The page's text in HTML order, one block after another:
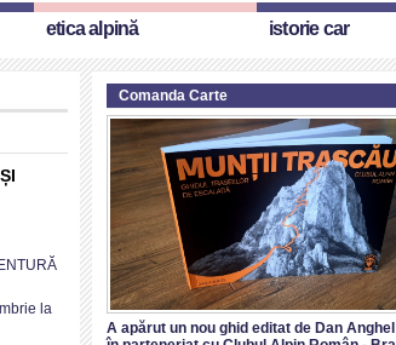
etica alpină istorie car
la
Comanda Carte
A apărut un nou ghid editat de Dan